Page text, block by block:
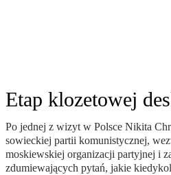
Etap klozetowej
Po jednej z wizyt w Polsce Nikita
sowieckiej partii komunistycznej,
moskiewskiej organizacji partyjnej i
zdumiewających pytań, jakie